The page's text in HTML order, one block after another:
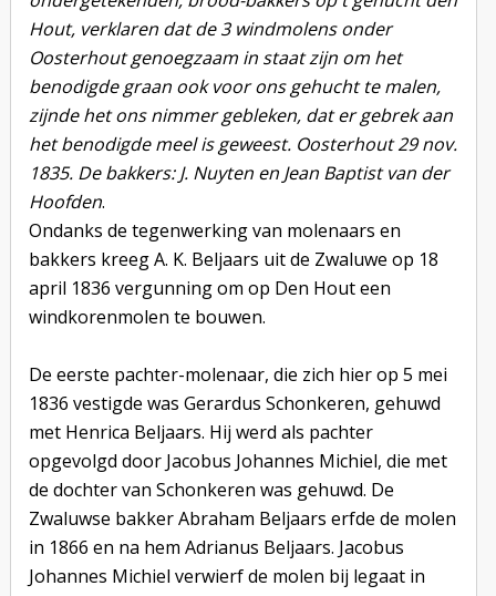
Hout, verklaren dat de 3 windmolens onder
Oosterhout genoegzaam in staat zijn om het
benodigde graan ook voor ons gehucht te malen,
zijnde het ons nimmer gebleken, dat er gebrek aan
het benodigde meel is geweest. Oosterhout 29 nov.
1835. De bakkers: J. Nuyten en Jean Baptist van der
Hoofden.
Ondanks de tegenwerking van molenaars en
bakkers kreeg A. K. Beljaars uit de Zwaluwe op 18
april 1836 vergunning om op Den Hout een
windkorenmolen te bouwen.
De eerste pachter-molenaar, die zich hier op 5 mei
1836 vestigde was Gerardus Schonkeren, gehuwd
met Henrica Beljaars. Hij werd als pachter
opgevolgd door Jacobus Johannes Michiel, die met
de dochter van Schonkeren was gehuwd. De
Zwaluwse bakker Abraham Beljaars erfde de molen
in 1866 en na hem Adrianus Beljaars. Jacobus
Johannes Michiel verwierf de molen bij legaat in